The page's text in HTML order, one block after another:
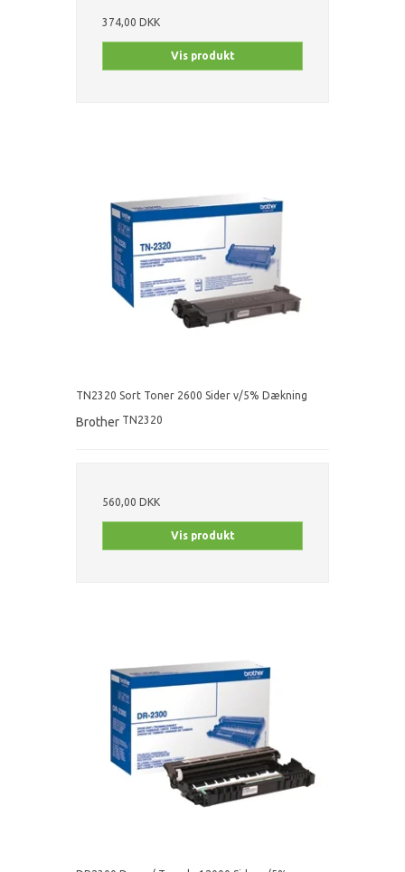
374,00 DKK
Vis produkt
TN2320 Sort Toner 2600 Sider v/5% Dækning
Brother TN2320
560,00 DKK
Vis produkt